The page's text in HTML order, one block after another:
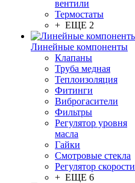
вентили
Термостаты
+ ЕЩЕ 2
Линейные компоненты
Клапаны
Труба медная
Теплоизоляция
Фитинги
Виброгасители
Фильтры
Регулятор уровня
масла
Гайки
Смотровые стекла
Регулятор скорости
+ ЕЩЕ 6